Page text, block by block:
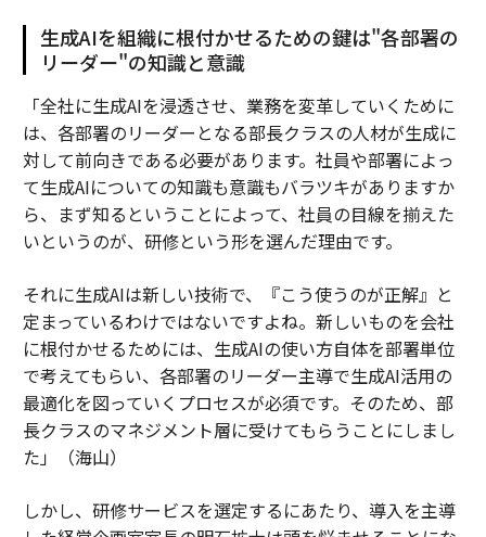
生成AIを組織に根付かせるための鍵は"各部署の
リーダー"の知識と意識
「全社に生成AIを浸透させ、業務を変革していくために
は、各部署のリーダーとなる部長クラスの人材が生成に
対して前向きである必要があります。社員や部署によっ
て生成AIについての知識も意識もバラツキがありますか
ら、まず知るということによって、社員の目線を揃えた
いというのが、研修という形を選んだ理由です。
それに生成AIは新しい技術で、『こう使うのが正解』と
定まっているわけではないですよね。新しいものを会社
に根付かせるためには、生成AIの使い方自体を部署単位
で考えてもらい、各部署のリーダー主導で生成AI活用の
最適化を図っていくプロセスが必須です。そのため、部
長クラスのマネジメント層に受けてもらうことにしまし
た」（海山）
しかし、研修サービスを選定するにあたり、導入を主導